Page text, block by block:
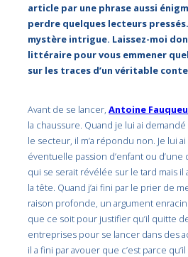
article par une phrase aussi
perdre quelques lecteurs
mystère intrigue. Laissez-moi
littéraire pour vous emmener
sur les traces d’un véritable
Avant de se lancer,Antoine
la chaussure. Quand je lui ai demandé
le secteur, il m’a répondu non. Je lui
éventuelle passion d’enfant ou
qui se serait révélée sur le tard mais
la tête. Quand j’ai fini par le prier de
raison profonde, un argument
que ce soit pour justifier qu’il quitte
entreprises pour se lancer dans des
il a fini par avouer que c’est parce qu’il